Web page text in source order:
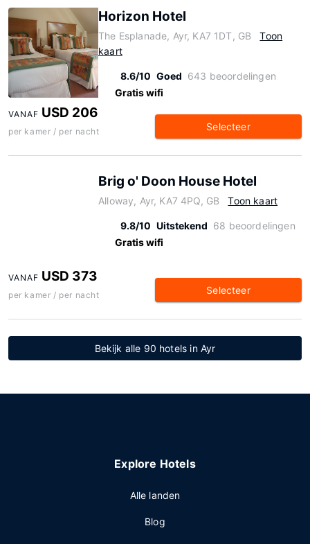
Horizon Hotel
The Esplanade, Ayr, KA7 1DT, GB
Toon
kaart
8.6/10 Goed 643 beoordelingen
Gratis wifi
VANAF USD 206
per kamer / per nacht Selecteer
Brig o' Doon House Hotel
Alloway, Ayr, KA7 4PQ, GB Toon kaart
9.8/10 Uitstekend 68 beoordelingen
Gratis wifi
VANAF USD 373
per kamer / per nacht Selecteer
Bekijk alle 90 hotels in Ayr
Explore Hotels
Alle landen
Blog